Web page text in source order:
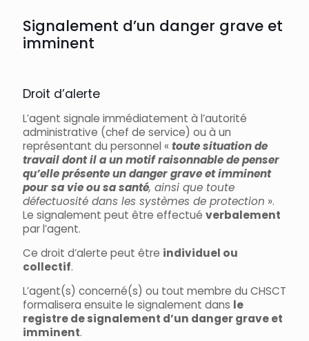
Signalement d’un danger grave et
imminent
Droit d’alerte
L’agent signale immédiatement à l’autorité
administrative (chef de service) ou à un
représentant du personnel « toute situation de
travail dont il a un motif raisonnable de penser
qu’elle présente un danger grave et imminent
pour sa vie ou sa santé, ainsi que toute
défectuosité dans les systèmes de protection ».
Le signalement peut être effectué verbalement
par l’agent.
Ce droit d’alerte peut être individuel ou
collectif.
L’agent(s) concerné(s) ou tout membre du CHSCT
formalisera ensuite le signalement dans le
registre de signalement d’un danger grave et
imminent.